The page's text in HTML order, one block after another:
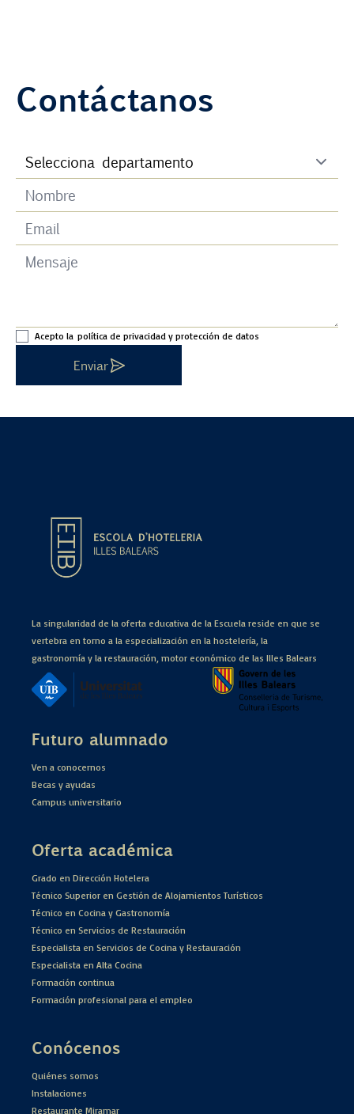
Contáctanos
Acepto la política de privacidad y protección de datos
Enviar
La singularidad de la oferta educativa de la Escuela reside en que se
vertebra en torno a la especialización en la hostelería, la
gastronomía y la restauración, motor económico de las Illes Balears
Futuro alumnado
Ven a conocernos
Becas y ayudas
Campus universitario
Oferta académica
Grado en Dirección Hotelera
Técnico Superior en Gestión de Alojamientos Turísticos
Técnico en Cocina y Gastronomía
Técnico en Servicios de Restauración
Especialista en Servicios de Cocina y Restauración
Especialista en Alta Cocina
Formación continua
Formación profesional para el empleo
Conócenos
Quiénes somos
Instalaciones
Restaurante Miramar